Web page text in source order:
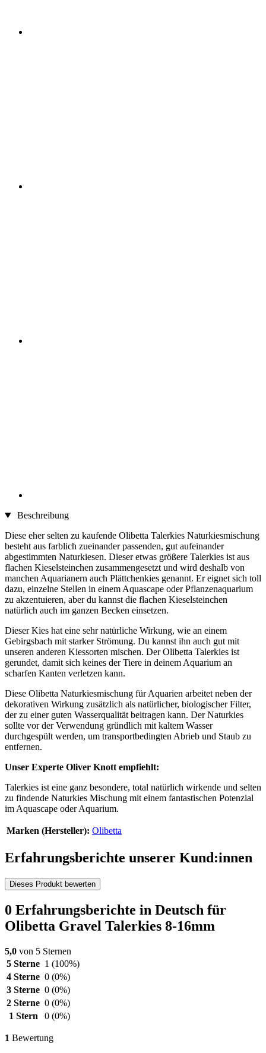
Beschreibung
Diese eher selten zu kaufende Olibetta Talerkies Naturkiesmischung
besteht aus farblich zueinander passenden, gut aufeinander
abgestimmten Naturkiesen. Dieser etwas größere Talerkies ist aus
flachen Kieselsteinchen zusammengesetzt und wird deshalb von
manchen Aquarianern auch Plättchenkies genannt. Er eignet sich toll
dazu, einzelne Stellen in einem Aquascape oder Pflanzenaquarium
zu akzentuieren, aber du kannst die flachen Kieselsteinchen
natürlich auch im ganzen Becken einsetzen.
Dieser Kies hat eine sehr natürliche Wirkung, wie an einem
Gebirgsbach mit starker Strömung. Du kannst ihn auch gut mit
unseren anderen Kiessorten mischen. Der Olibetta Talerkies ist
gerundet, damit sich keines der Tiere in deinem Aquarium an
scharfen Kanten verletzen kann.
Diese Olibetta Naturkiesmischung für Aquarien arbeitet neben der
dekorativen Wirkung zusätzlich als natürlicher, biologischer Filter,
der zu einer guten Wasserqualität beitragen kann. Der Naturkies
sollte vor der Verwendung gründlich mit kaltem Wasser
durchgespült werden, um transportbedingten Abrieb und Staub zu
entfernen.
Unser Experte Oliver Knott empfiehlt:
Talerkies ist eine ganz besondere, total natürlich wirkende und selten
zu findende Naturkies Mischung mit einem fantastischen Potenzial
im Aquascape oder Aquarium.
Marken (Hersteller): Olibetta
Erfahrungsberichte unserer Kund:innen
Dieses Produkt bewerten
0 Erfahrungsberichte in Deutsch für
Olibetta Gravel Talerkies 8-16mm
5,0 von 5 Sternen
5 Sterne 1 (100%)
4 Sterne 0 (0%)
3 Sterne 0 (0%)
2 Sterne 0 (0%)
1 Stern
0 (0%)
1 Bewertung